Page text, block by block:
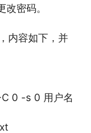
密码。
内容如下，并
0 -s 0 用户名